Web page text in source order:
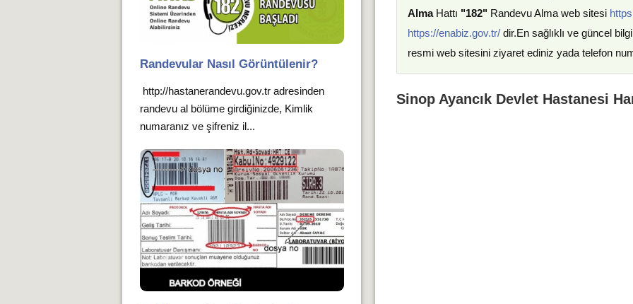
AlmaHattı "182" Randevu Alma web sitesi
https://enabiz.gov.tr/dir.En sağlıklı ve güncel
resmi web sitesini ziyaret ediniz yada telefon
Sinop Ayancık Devlet Hastanesi
Randevular Nasıl Görüntülenir?
http://hastanerandevu.gov.tr adresinden
randevu al bölüme girdiğinizde, Kimlik
numaranız ve şifreniz il...